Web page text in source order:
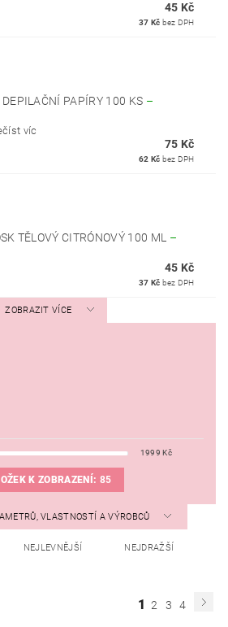
45 Kč
37 Kč bez DPH
DEPILAČNÍ PAPÍRY 100 KS –
víc
75 Kč
62 Kč bez DPH
TĚLOVÝ CITRÓNOVÝ 100 ML –
45 Kč
37 Kč bez DPH
ZOBRAZIT VÍCE
1999 Kč
K ZOBRAZENÍ: 85
VLASTNOSTÍ A VÝROBCŮ
NEJLEVNĚJŠÍ NEJDRAŽŠÍ
1 2 3
4